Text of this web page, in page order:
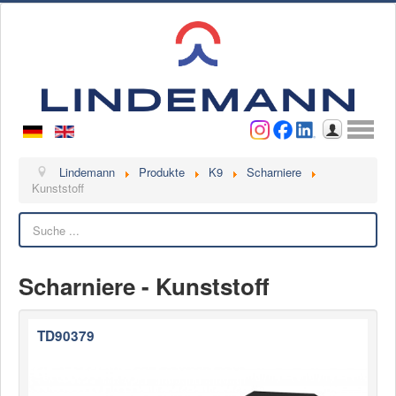
Benutzername
Lindemann
Ansprechpartner
Videos
Kontakt
Lindemann Produkte K9
Scharniere
Kunststoff
Scharniere - Kunststoff
TD90379